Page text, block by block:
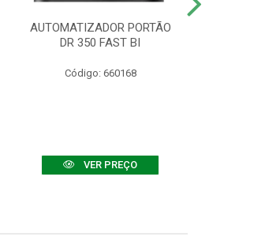
AUTOMATIZADOR PORTÃO
DR 350 FAST BI
Código: 660168
VER PREÇO